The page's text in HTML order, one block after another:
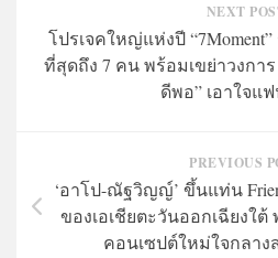
NEXT
โปรเจคใหญ่แห่งปี
ที่สุดถึง 7 คน พร้อมเขย่าวงการ
ดีพอ” เอาใจแ
PREVIOUS
‘อาโป-ณัฐวิญญ์’ ขึ้นแท่น
ของเอเชียตะวันออกเฉียงใ
คอนเซปต์ใหม่ใจกลา